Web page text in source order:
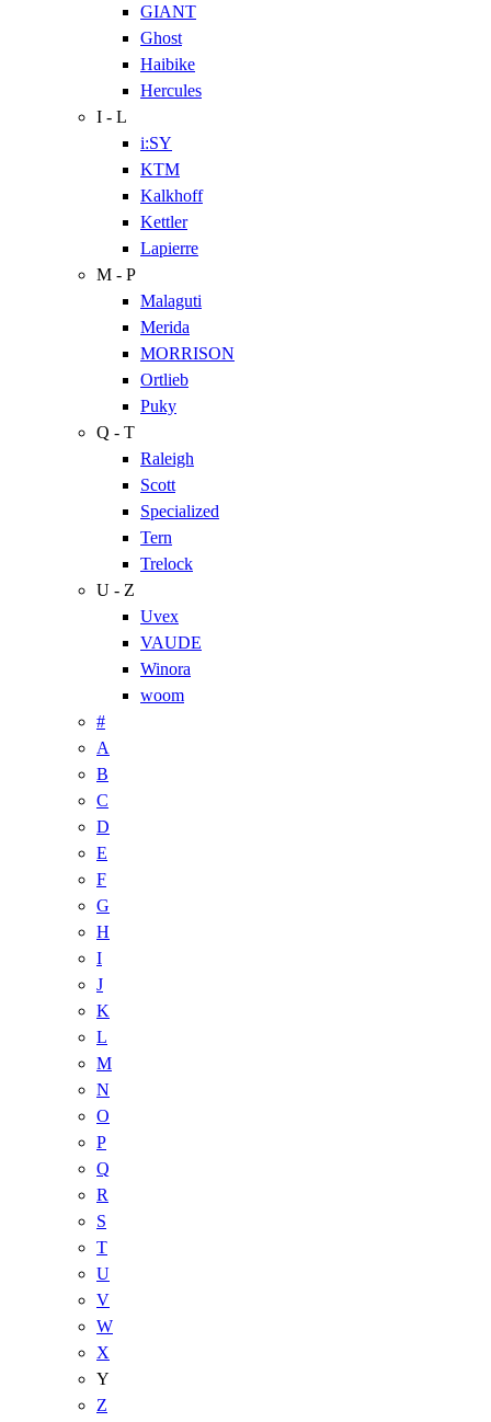
GIANT
Ghost
Haibike
Hercules
I - L
i:SY
KTM
Kalkhoff
Kettler
Lapierre
M - P
Malaguti
Merida
MORRISON
Ortlieb
Puky
Q - T
Raleigh
Scott
Specialized
Tern
Trelock
U - Z
Uvex
VAUDE
Winora
woom
#
A
B
C
D
E
F
G
H
I
J
K
L
M
N
O
P
Q
R
S
T
U
V
W
X
Y
Z